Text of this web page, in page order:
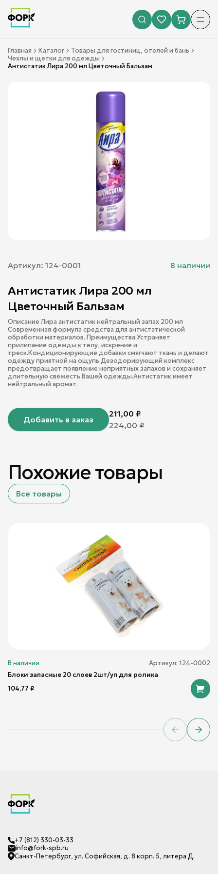
Главная Каталог
Товары для гостиниц, отелей и бань
Чехлы и щетки для одежды
Антистатик Лира 200 мл Цветочный Бальзам
Артикул: 124-0001 В наличии
Антистатик Лира 200 мл
Цветочный Бальзам
Описание Лира антистатик нейтральный запах 200 мл
Современная формула средства для антистатической
обработки материалов. Преимущества:Устраняет
прилипание одежды к телу, искрение и
треск.Кондиционирующие добавки смягчают ткань и делают
одежду приятной на ощупь.Дезодорирующий комплекс
предотвращает появление неприятных запахов и сохраняет
длительную свежесть Вашей одежды.Антистатик имеет
нейтральный аромат.
Добавить в заказ
211,00 ₽
224,00₽
Похожие товары
Все товары
В наличии Артикул: 124-0002
Блоки запасные 20 слоев 2шт/уп для ролика
104,77 ₽
Previous
Next
+7 (812) 330-03-33
info@fork-spb.ru
Санкт-Петербург, ул. Софийская, д. 8 корп. 5, литера Д.